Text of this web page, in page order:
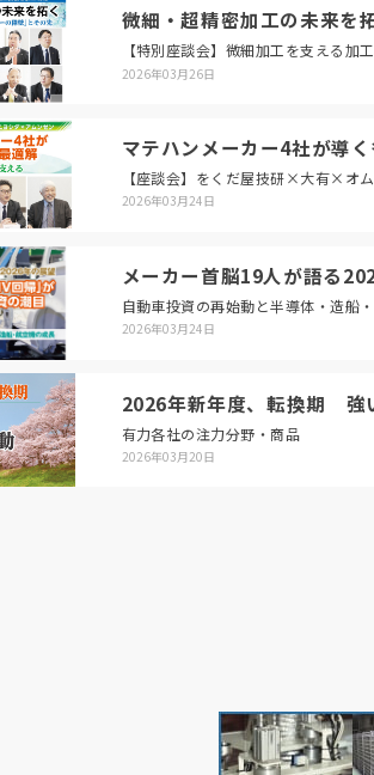
微細・超精密加工の未来を
【特別座談会】微細加工を支える加
2026年03月26日
マテハンメーカー4社が導
【座談会】をくだ屋技研×大有×オ
2026年03月24日
メーカー首脳19人が語る
自動車投資の再始動と半導体・造船
2026年03月24日
2026年新年度、転換期 強
有力各社の注力分野・商品
2026年03月20日